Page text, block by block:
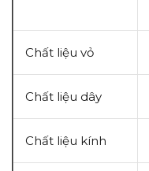
Chất liệu vỏ
Chất liệu dây
Chất liệu kính